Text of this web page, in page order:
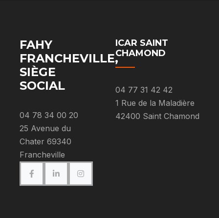
FAHY
FRANCHEVILLE,
SIÈGE
SOCIAL
04 78 34 00 20
25 Avenue du
Chater 69340
Francheville
ICAR SAINT
CHAMOND
04 77 31 42 42
1 Rue de la Maladière
42400 Saint Chamond